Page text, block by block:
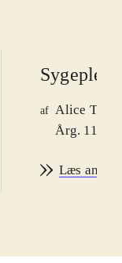
af Alice Toft
Årg. 113,
Læs